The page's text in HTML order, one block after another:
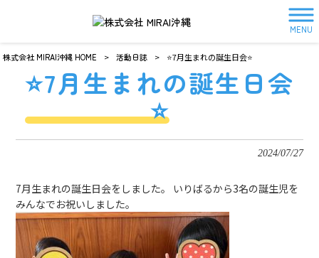
MENU
株式会社 MIRAI沖縄 HOME > 活動日誌 > ⭐️7月生まれの誕生日会⭐️
⭐️7月生まれの誕生日会
⭐️
2024/07/27
7月生まれの誕生日会をしました。 いりばるから3名の誕生児を
みんなでお祝いしました。